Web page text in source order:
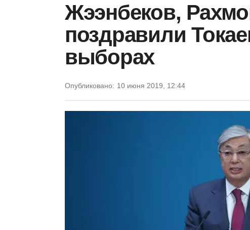
Жээнбеков,
поздравили
выборах
Опубликовано: 10 июня 2019, 12:44